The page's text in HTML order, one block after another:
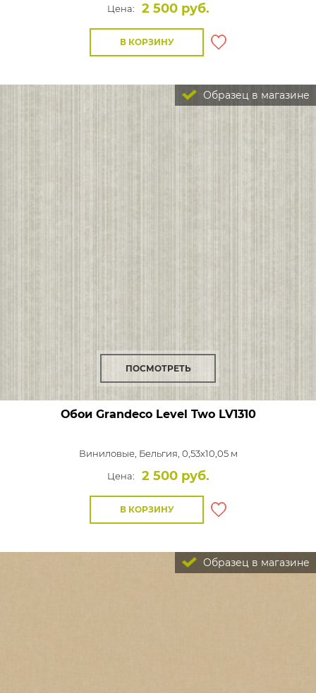
Цена:
2 500 руб.
В КОРЗИНУ
Образец в магазине
ПОСМОТРЕТЬ
Обои Grandeco Level TwoLV1310
Виниловые, Бельгия, 0,53x10,05 м
Цена:
2 500 руб.
В КОРЗИНУ
Образец в магазине